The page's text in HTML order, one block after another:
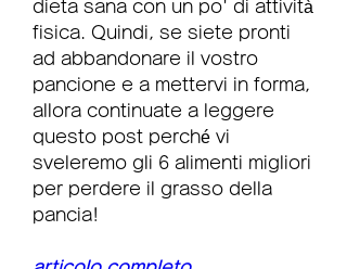
dieta sana con un po' di attività
fisica. Quindi, se siete pronti
ad abbandonare il vostro
pancione e a mettervi in forma,
allora continuate a leggere
questo post perché vi
sveleremo gli 6 alimenti migliori
per perdere il grasso della
pancia!